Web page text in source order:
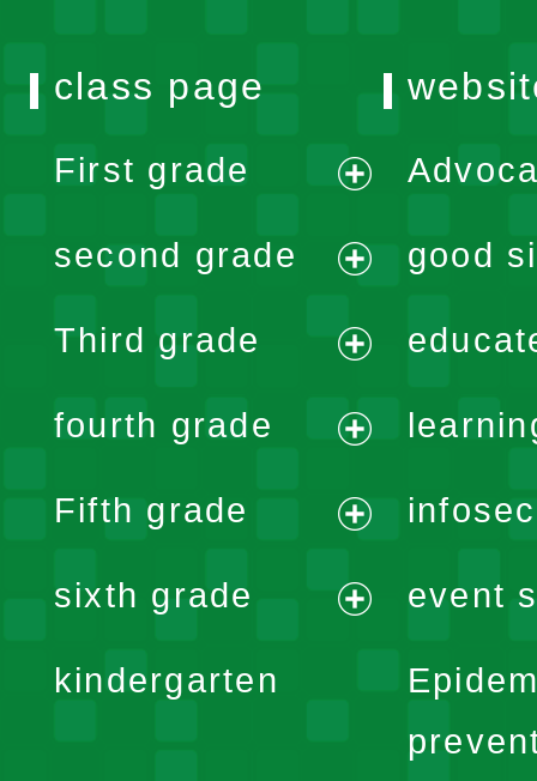
class page
First grade
menu
second grade
menu
Third grade
menu
fourth grade
menu
Fifth grade
menu
sixth grade
kindergarten
good
event